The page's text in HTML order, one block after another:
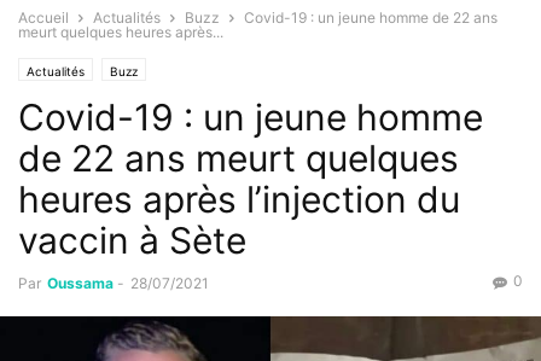
Accueil Actualités Buzz
Covid-19 : un jeune homme de 22 ans
meurt quelques heures après...
Actualités Buzz
Covid-19 : un jeune homme
de 22 ans meurt quelques
heures après l’injection du
vaccin à Sète
Par Oussama - 28/07/2021 0